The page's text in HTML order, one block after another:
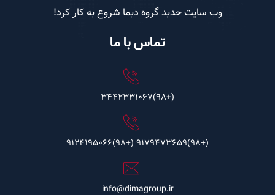
وب سایت جدید گروه دیما شروع به کار کرد!
تماس با ما
(+98)3442331067
(+98)9179473659
(+98)9124195066
info@dimagroup.ir